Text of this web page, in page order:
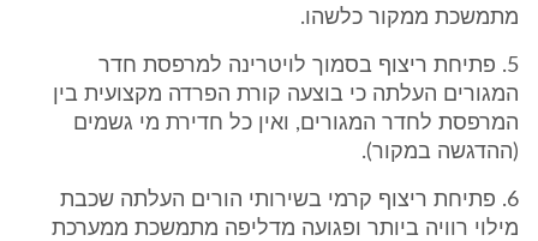
מתמשכת ממקור כלשהו.
5. פתיחת ריצוף בסמוך לויטרינה למרפסת חדר
המגורים העלתה כי בוצעה קורת הפרדה מקצועית בין
המרפסת לחדר המגורים, ואין כל חדירת מי גשמים
(ההדגשה במקור).
6. פתיחת ריצוף קרמי בשירותי הורים העלתה שכבת
מילוי רוויה ביותר ופגועה מדליפה מתמשכת ממערכת